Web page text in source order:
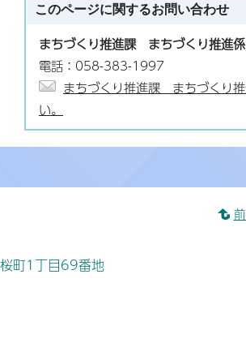
このページに関するお問い合わせ
まちづくり推進課 まちづくり推進係
電話：058-383-1997
まちづくり推進課 まちづくり
い。
町1丁目69番地